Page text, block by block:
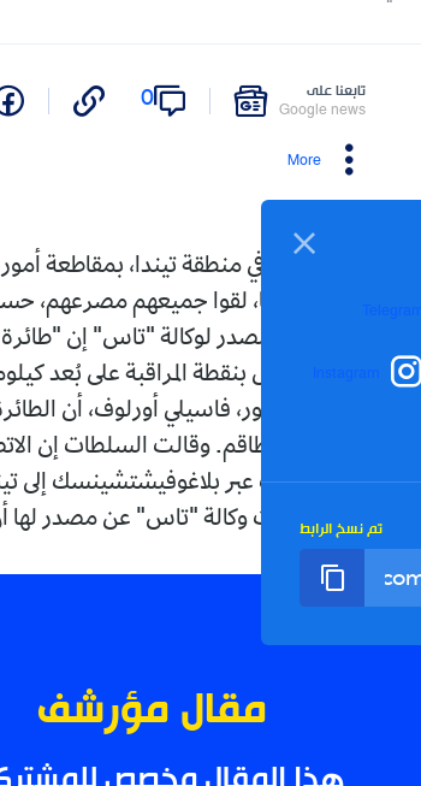
0
Facebook
تحطمت طائرة ركاب "أن-24" في منطقة تيندا، بمقاطعة أمور في
الروسي، وعلى متنها 49 شخصا، لقوا جميعهم مصرعهم، حسب
قال مصدر لوكالة "تاس" إن "طائرة تابعة
تتمكن من الاتصال بنقطة المراقبة على بُعد كيلومترات
عبر بلاغوفيشتشينسك إلى تيندا، فقد
مقال مؤرشف